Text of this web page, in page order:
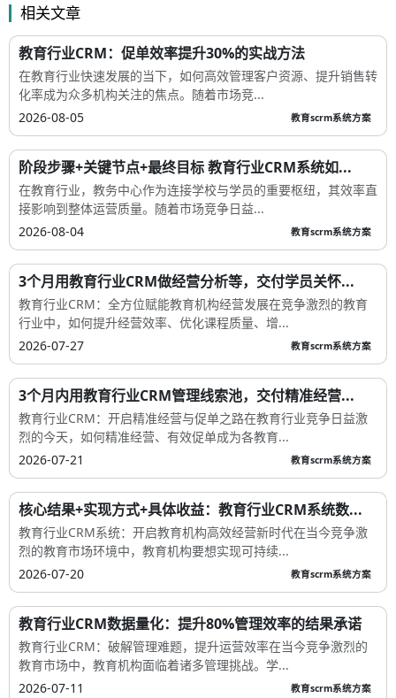
相关文章
教育行业CRM：促单效率提升30%的实战方法
在教育行业快速发展的当下，如何高效管理客户资源、提升销售转
化率成为众多机构关注的焦点。随着市场竞...
2026-08-05
教育scrm系统方案
阶段步骤+关键节点+最终目标 教育行业CRM系统如...
在教育行业，教务中心作为连接学校与学员的重要枢纽，其效率直
接影响到整体运营质量。随着市场竞争日益...
2026-08-04
教育scrm系统方案
3个月用教育行业CRM做经营分析等，交付学员关怀...
教育行业CRM：全方位赋能教育机构经营发展在竞争激烈的教育
行业中，如何提升经营效率、优化课程质量、增...
2026-07-27
教育scrm系统方案
3个月内用教育行业CRM管理线索池，交付精准经营...
教育行业CRM：开启精准经营与促单之路在教育行业竞争日益激
烈的今天，如何精准经营、有效促单成为各教育...
2026-07-21
教育scrm系统方案
核心结果+实现方式+具体收益：教育行业CRM系统数...
教育行业CRM系统：开启教育机构高效经营新时代在当今竞争激
烈的教育市场环境中，教育机构要想实现可持续...
2026-07-20
教育scrm系统方案
教育行业CRM数据量化：提升80%管理效率的结果承诺
教育行业CRM：破解管理难题，提升运营效率在当今竞争激烈的
教育市场中，教育机构面临着诸多管理挑战。学...
2026-07-11
教育scrm系统方案